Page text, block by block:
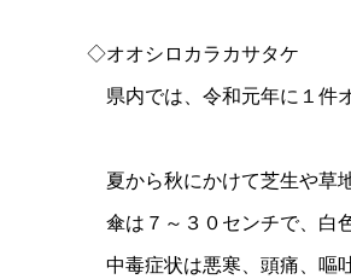
◇オオシロカラカサタケ
県内では、令和元年に１件
夏から秋にかけて芝生や草
傘は７～３０センチで、白
中毒症状は悪寒、頭痛、嘔